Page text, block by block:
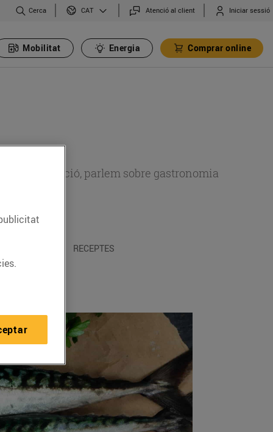
Cerca CAT Atenció al client Iniciar sessió
Mobilitat Energia Comprar online
alimentació, parlem sobre gastronomia
RECEPTES